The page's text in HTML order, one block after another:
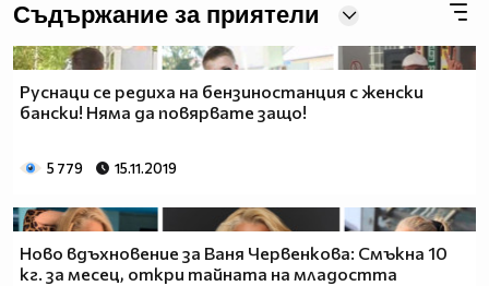
Съдържание за приятели
Руснаци се редиха на бензиностанция с женски
бански! Няма да повярвате защо!
5 779 15.11.2019
Ново вдъхновение за Ваня Червенкова: Смъкна 10
кг. за месец, откри тайната на младостта